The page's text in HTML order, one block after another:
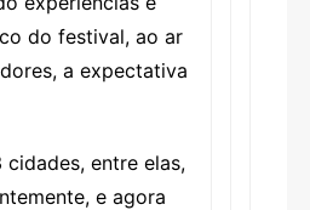
do festival, ao ar
a expectativa
cidades, entre elas,
e agora